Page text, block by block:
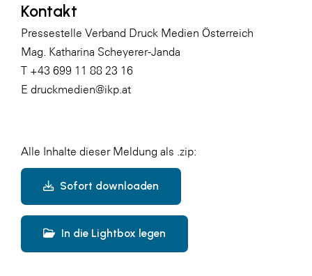
Kontakt
Pressestelle Verband Druck Medien Österreich
Mag. Katharina Scheyerer-Janda
T +43 699 11 88 23 16
E druckmedien@ikp.at
Alle Inhalte dieser Meldung als .zip:
Sofort downloaden
In die Lightbox legen